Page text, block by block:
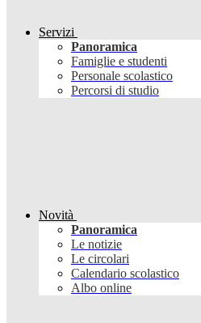
Servizi
Panoramica
Famiglie e studenti
Personale scolastico
Percorsi di studio
Novità
Panoramica
Le notizie
Le circolari
Calendario scolastico
Albo online